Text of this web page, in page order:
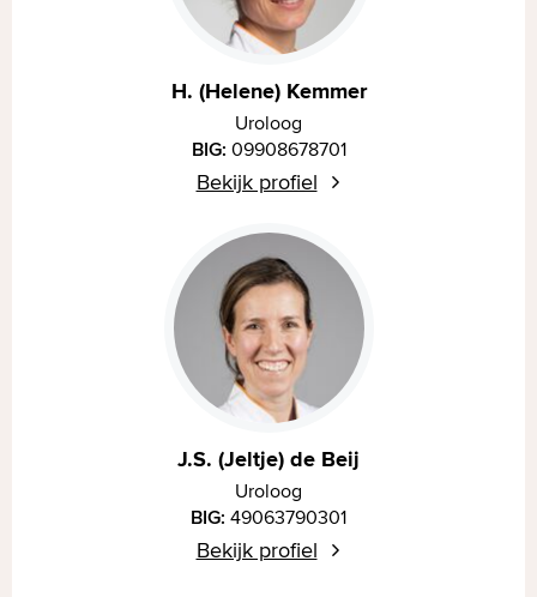
H. (Helene) Kemmer
Uroloog
BIG: 09908678701
Bekijk profiel
J.S. (Jeltje) de Beij
Uroloog
BIG: 49063790301
Bekijk profiel